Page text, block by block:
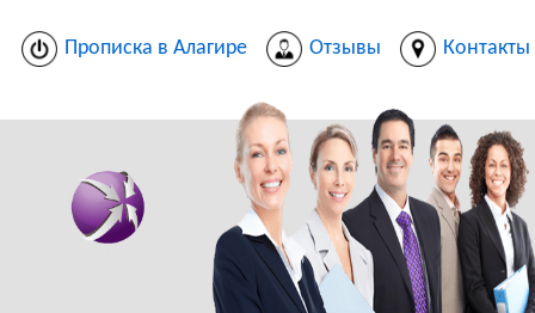
Прописка в Алагире Отзывы Контакты